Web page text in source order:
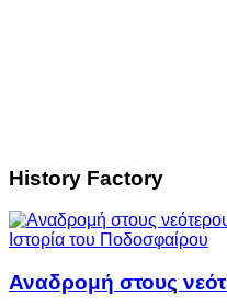
History Factory
Ιστορία του Ποδοσφαίρου
Αναδρομή στους